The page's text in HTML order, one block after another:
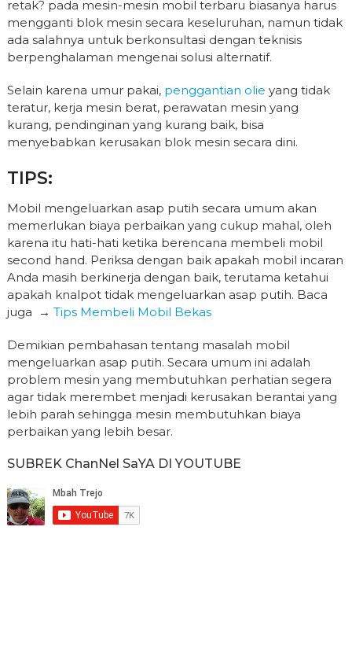
retak? pada mesin-mesin mobil terbaru biasanya harus
mengganti blok mesin secara keseluruhan, namun tidak
ada salahnya untuk berkonsultasi dengan teknisis
berpenghalaman mengenai solusi alternatif.
Selain karena umur pakai, penggantian olie yang tidak
teratur, kerja mesin berat, perawatan mesin yang
kurang, pendinginan yang kurang baik, bisa
menyebabkan kerusakan blok mesin secara dini.
TIPS:
Mobil mengeluarkan asap putih secara umum akan
memerlukan biaya perbaikan yang cukup mahal, oleh
karena itu hati-hati ketika berencana membeli mobil
second hand. Periksa dengan baik apakah mobil incaran
Anda masih berkinerja dengan baik, terutama ketahui
apakah knalpot tidak mengeluarkan asap putih. Baca
juga → Tips Membeli Mobil Bekas
Demikian pembahasan tentang masalah mobil
mengeluarkan asap putih. Secara umum ini adalah
problem mesin yang membutuhkan perhatian segera
agar tidak merembet menjadi kerusakan berantai yang
lebih parah sehingga mesin membutuhkan biaya
perbaikan yang lebih besar.
SUBREK ChanNel SaYA DI YOUTUBE